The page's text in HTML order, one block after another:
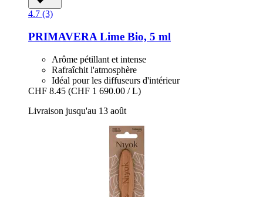
4.7 (3)
PRIMAVERA Lime Bio, 5 ml
Arôme pétillant et intense
Rafraîchit l'atmosphère
Idéal pour les diffuseurs d'intérieur
CHF 8.45 (CHF 1 690.00 / L)
Livraison jusqu'au 13 août